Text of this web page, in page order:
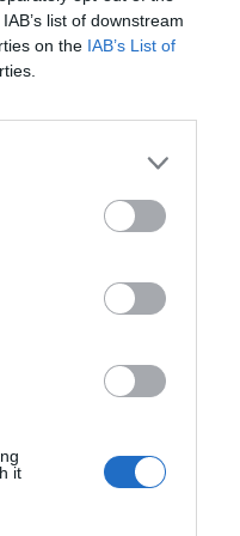
list of downstream
on the IAB’s List of
it
usunięty.
usunięty.
zużywania rdzenia